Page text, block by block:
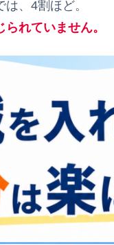
、4割ほど。
れていません。